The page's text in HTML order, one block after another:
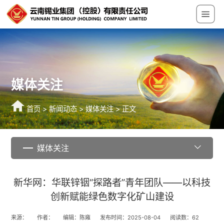
媒体关注
首页>新闻动态>媒体关注> 正文
媒体关注
新华网：华联锌铟“探路者”青年团队——以科技
创新赋能绿色数字化矿山建设
来源： 作者： 编辑：陈雍 发布时间：2025-08-04 阅读数：62